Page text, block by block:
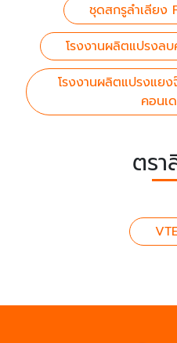
ชุดสกรูลำเลียง
โรงงานผลิตแปรงล
โรงงานผลิตแปรงแย
คอนเ
ตรา